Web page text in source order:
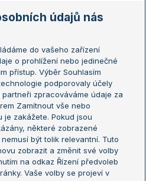
Australian Open
French Open
Wimbledon
US Open
Turnaj mistrů
Turnaj mistryň
údajů nás
do vašeho zařízení
o prohlížení nebo jedinečné
přístup. Výběr Souhlasím
podporovaly účely
zpracováváme údaje za
Zamítnout vše nebo
je zakážete. Pokud jsou
některé zobrazené
být tolik relevantní. Tuto
zobrazit a změnit své volby
na odkaz Řízení předvoleb
Vaše volby se projeví v